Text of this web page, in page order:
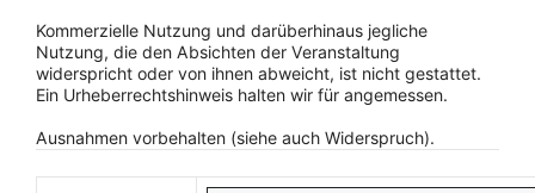
Kommerzielle Nutzung und darüberhinaus jegliche
Nutzung, die den Absichten der Veranstaltung
widerspricht oder von ihnen abweicht, ist nicht gestattet.
Ein Urheberrechtshinweis halten wir für angemessen.
Ausnahmen vorbehalten (siehe auch Widerspruch).